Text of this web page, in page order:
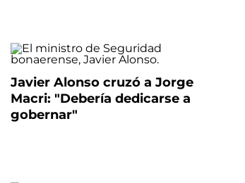
Javier Alonso cruzó a Jorge
Macri: "Debería dedicarse a
gobernar"